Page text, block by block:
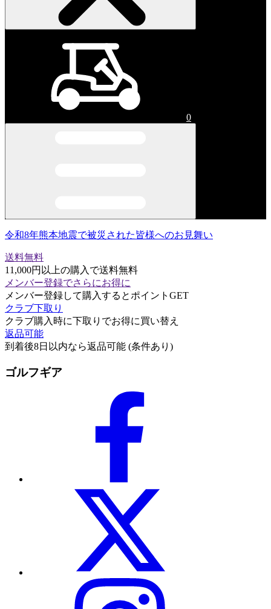
0
令和8年熊本地震で被災された皆様へのお見舞い
送料無料
11,000円以上の購入で送料無料
メンバー登録でさらにお得に
メンバー登録して購入するとポイントGET
クラブ下取り
クラブ購入時に下取りでお得に買い替え
返品可能
到着後8日以内なら返品可能 (条件あり)
ゴルフギア